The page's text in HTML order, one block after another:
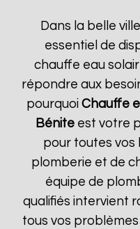
Dans la belle
essentiel de
chauffe eau
répondre aux
pourquoi Chauffe
Bénite est votre
pour toutes vos
plomberie et de
équipe de
qualifiés intervient
tous vos